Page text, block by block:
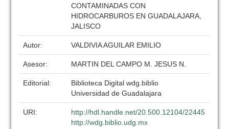
CONTAMINADAS CON
HIDROCARBUROS EN GUADALAJARA,
JALISCO
Autor: VALDIVIA AGUILAR EMILIO
Asesor: MARTIN DEL CAMPO M. JESUS N.
Editorial:
Biblioteca Digital wdg.biblio
Universidad de Guadalajara
URI:
http://hdl.handle.net/20.500.12104/22445
http://wdg.biblio.udg.mx